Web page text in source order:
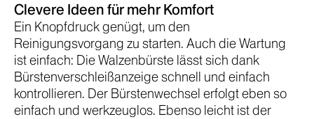
Clevere Ideen für mehr Komfort
Ein Knopfdruck genügt, um den
Reinigungsvorgang zu starten. Auch die Wartung
ist einfach: Die Walzenbürste lässt sich dank
Bürstenverschleißanzeige schnell und einfach
kontrollieren. Der Bürstenwechsel erfolgt eben so
einfach und werkzeuglos. Ebenso leicht ist der